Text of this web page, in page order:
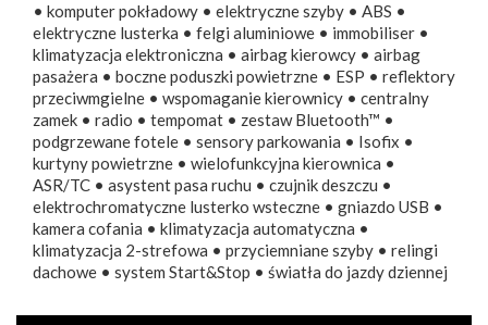
• komputer pokładowy • elektryczne szyby • ABS •
elektryczne lusterka • felgi aluminiowe • immobiliser •
klimatyzacja elektroniczna • airbag kierowcy • airbag
pasażera • boczne poduszki powietrzne • ESP • reflektory
przeciwmgielne • wspomaganie kierownicy • centralny
zamek • radio • tempomat • zestaw Bluetooth™ •
podgrzewane fotele • sensory parkowania • Isofix •
kurtyny powietrzne • wielofunkcyjna kierownica •
ASR/TC • asystent pasa ruchu • czujnik deszczu •
elektrochromatyczne lusterko wsteczne • gniazdo USB •
kamera cofania • klimatyzacja automatyczna •
klimatyzacja 2-strefowa • przyciemniane szyby • relingi
dachowe • system Start&Stop • światła do jazdy dziennej